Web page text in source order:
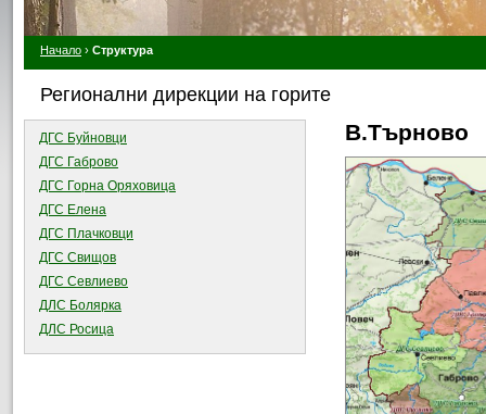
Начало › Структура
Регионални дирекции на горите
ДГС Буйновци
ДГС Габрово
ДГС Горна Оряховица
ДГС Елена
ДГС Плачковци
ДГС Свищов
ДГС Севлиево
ДЛС Болярка
ДЛС Росица
В.Търново